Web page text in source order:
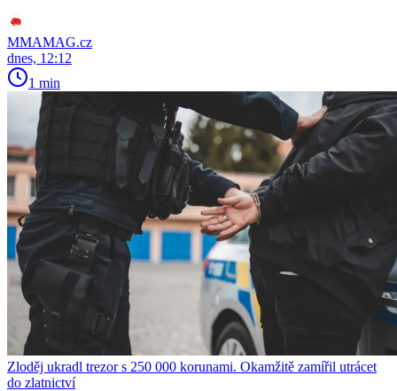
MMAMAG.cz
dnes, 12:12
1 min
Zloděj ukradl trezor s 250 000 korunami. Okamžitě zamířil utrácet
do zlatnictví